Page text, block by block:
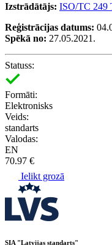
Izstrādātājs: ISO/TC 249
Reģistrācijas datums:
Spēkā no: 27.05.2021.
Statuss:
Formāti:
Elektronisks
Veids:
standarts
Valodas:
EN
70.97 €
Ielikt grozā
SIA "Latvijas standarts"